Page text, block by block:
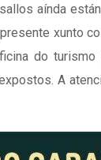
aínda
xunto
do
A